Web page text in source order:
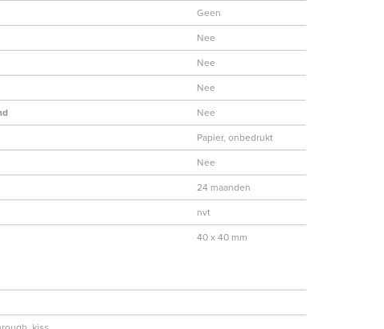
Geen
Nee
Nee
Nee
Nee
Papier, onbedrukt
Nee
24 maanden
nvt
40 x 40 mm